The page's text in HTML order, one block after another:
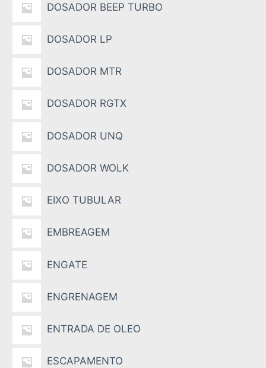
DOSADOR BEEP TURBO
DOSADOR LP
DOSADOR MTR
DOSADOR RGTX
DOSADOR UNQ
DOSADOR WOLK
EIXO TUBULAR
EMBREAGEM
ENGATE
ENGRENAGEM
ENTRADA DE OLEO
ESCAPAMENTO